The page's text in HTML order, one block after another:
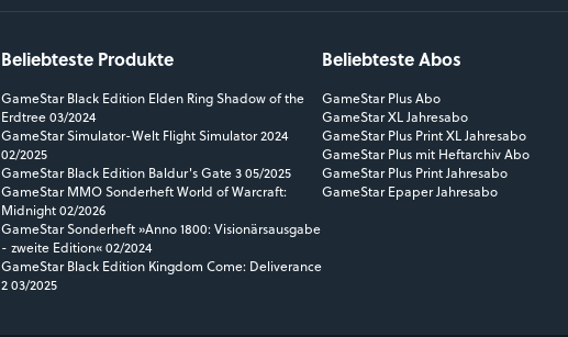
Beliebteste Produkte
GameStar Black Edition Elden Ring Shadow of the
Erdtree 03/2024
GameStar Simulator-Welt Flight Simulator 2024
02/2025
GameStar Black Edition Baldur's Gate 3 05/2025
GameStar MMO Sonderheft World of Warcraft:
Midnight 02/2026
GameStar Sonderheft »Anno 1800: Visionärsausgabe
- zweite Edition« 02/2024
GameStar Black Edition Kingdom Come: Deliverance
2 03/2025
Beliebteste Abos
GameStar Plus Abo
GameStar XL Jahresabo
GameStar Plus Print XL Jahresabo
GameStar Plus mit Heftarchiv Abo
GameStar Plus Print Jahresabo
GameStar Epaper Jahresabo